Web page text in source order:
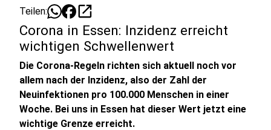
Teilen: open_in_new
Corona in Essen: Inzidenz erreicht
wichtigen Schwellenwert
Die Corona-Regeln richten sich aktuell noch vor
allem nach der Inzidenz, also der Zahl der
Neuinfektionen pro 100.000 Menschen in einer
Woche. Bei uns in Essen hat dieser Wert jetzt eine
wichtige Grenze erreicht.